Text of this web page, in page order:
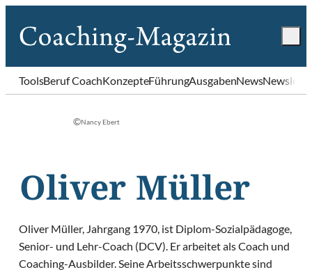
ToolsBeruf CoachKonzepteFührungAusgabenNews
©Nancy Ebert
Oliver Müller
Oliver Müller, Jahrgang 1970, ist Diplom-Sozialpädagoge,
Senior- und Lehr-Coach (DCV). Er arbeitet als Coach und
Coaching-Ausbilder. Seine Arbeitsschwerpunkte sind